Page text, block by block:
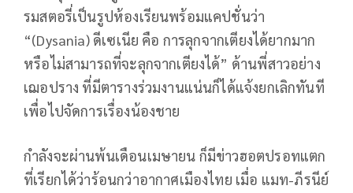
รมสตอรี่เป็นรูปห้องเรียนพร้อมแคปชั่นว่า
“(Dysania) ดีเซเนีย คือ การลุกจากเตียงได้ยากมาก
หรือไม่สามารถที่จะลุกจากเตียงได้” ด้านพี่สาวอย่าง
เฌอปราง ที่มีตารางร่วมงานแน่นก็ได้แจ้งยกเลิกทันที
เพื่อไปจัดการเรื่องน้องชาย
กำลังจะผ่านพ้นเดือนเมษายน ก็มีข่าวฮอตปรอทแตก
ที่เรียกได้ว่าร้อนกว่าอากาศเมืองไทย เมื่อ แมท-ภีรนีย์